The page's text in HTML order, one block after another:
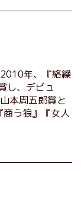
年、『絡繰
し、デビュ
本周五郎賞と
う狼』『女人